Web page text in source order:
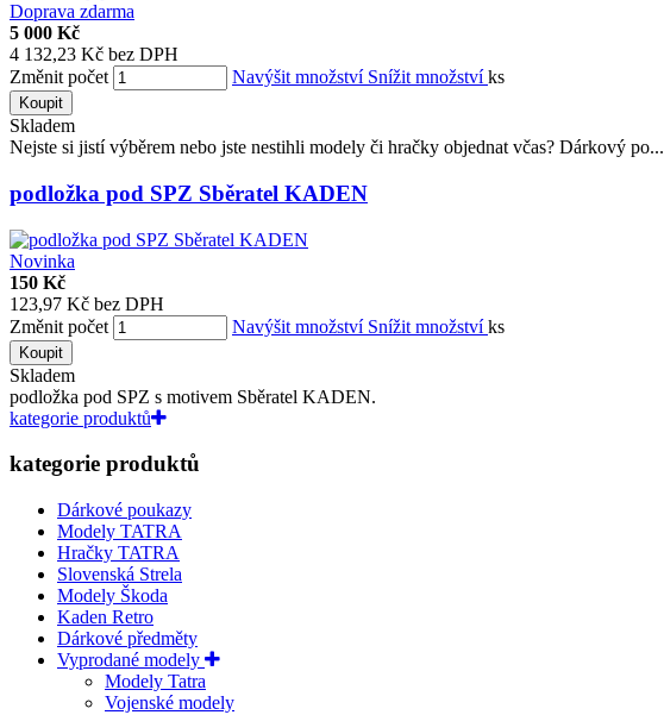
Doprava zdarma
5 000 Kč
4 132,23 Kč bez DPH
Změnit počet
Navýšit množství Snížit množstvíks
Koupit
Skladem
Nejste si jistí výběrem nebo jste nestihli modely či hračky objednat včas? Dárkový po...
podložka pod SPZ Sběratel KADEN
Novinka
150 Kč
123,97 Kč bez DPH
Změnit počet
Navýšit množství Snížit množstvíks
Koupit
Skladem
podložka pod SPZ s motivem Sběratel KADEN.
kategorie produktů
kategorie produktů
Dárkové poukazy
Modely TATRA
Hračky TATRA
Slovenská Strela
Modely Škoda
Kaden Retro
Dárkové předměty
Vyprodané modely
Modely Tatra
Vojenské modely